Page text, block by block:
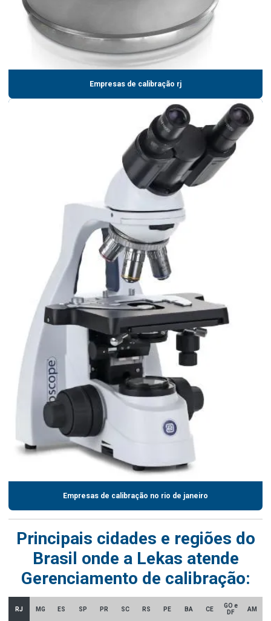
Empresas de calibração rj
Empresas de calibração no rio de janeiro
Principais cidades e regiões do
Brasil onde a Lekas atende
Gerenciamento de calibração:
RJ MG ES SP PR SC RS PE BA CE
GO e
DF
AM